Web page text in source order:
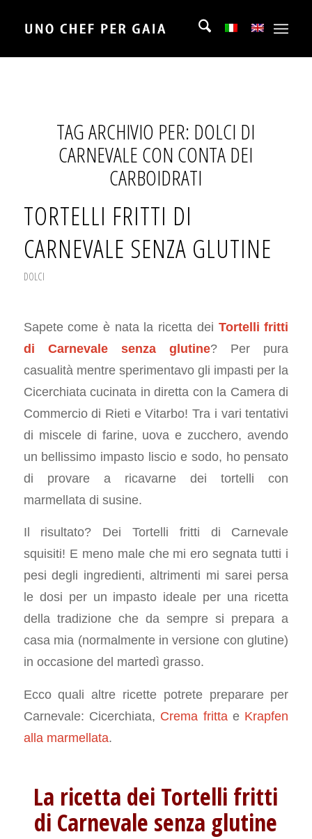
TAG ARCHIVIO PER: DOLCI DI
CARNEVALE CON CONTA DEI
CARBOIDRATI
TORTELLI FRITTI DI
CARNEVALE SENZA GLUTINE
DOLCI
Sapete come è nata la ricetta dei Tortelli fritti
di Carnevale senza glutine? Per pura
casualità mentre sperimentavo gli impasti per la
Cicerchiata cucinata in diretta con la Camera di
Commercio di Rieti e Vitarbo! Tra i vari tentativi
di miscele di farine, uova e zucchero, avendo
un bellissimo impasto liscio e sodo, ho pensato
di provare a ricavarne dei tortelli con
marmellata di susine.
Il risultato? Dei Tortelli fritti di Carnevale
squisiti! E meno male che mi ero segnata tutti i
pesi degli ingredienti, altrimenti mi sarei persa
le dosi per un impasto ideale per una ricetta
della tradizione che da sempre si prepara a
casa mia (normalmente in versione con glutine)
in occasione del martedì grasso.
Ecco quali altre ricette potrete preparare per
Carnevale: Cicerchiata, Crema fritta e Krapfen
alla marmellata.
La ricetta dei Tortelli fritti
di Carnevale senza glutine